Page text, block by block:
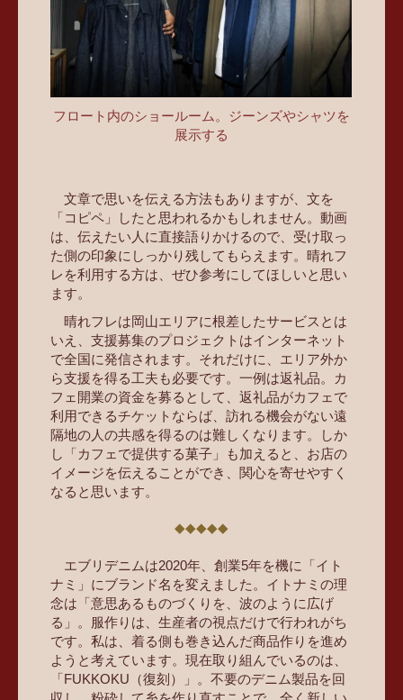
フロート内のショールーム。ジーンズやシャツを
展示する
文章で思いを伝える方法もありますが、文を
「コピペ」したと思われるかもしれません。動画
は、伝えたい人に直接語りかけるので、受け取っ
た側の印象にしっかり残してもらえます。晴れフ
レを利用する方は、ぜひ参考にしてほしいと思い
ます。
晴れフレは岡山エリアに根差したサービスとは
いえ、支援募集のプロジェクトはインターネット
で全国に発信されます。それだけに、エリア外か
ら支援を得る工夫も必要です。一例は返礼品。カ
フェ開業の資金を募るとして、返礼品がカフェで
利用できるチケットならば、訪れる機会がない遠
隔地の人の共感を得るのは難しくなります。しか
し「カフェで提供する菓子」も加えると、お店の
イメージを伝えることができ、関心を寄せやすく
なると思います。
エブリデニムは2020年、創業5年を機に「イト
ナミ」にブランド名を変えました。イトナミの理
念は「意思あるものづくりを、波のように広げ
る」。服作りは、生産者の視点だけで行われがち
です。私は、着る側も巻き込んだ商品作りを進め
ようと考えています。現在取り組んでいるのは、
「FUKKOKU（復刻）」。不要のデニム製品を回